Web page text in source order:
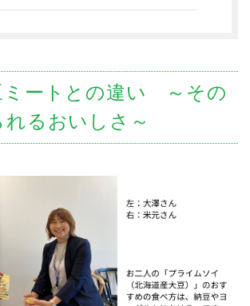
ミートとの違い ～その
れるおいしさ～